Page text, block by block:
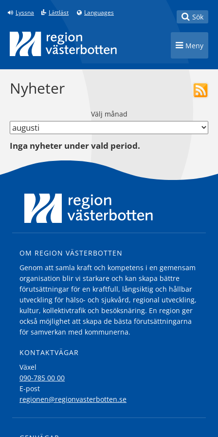
Till innehåll på sidan
Lyssna Lättläst Languages Toggle
Sök
Toggle
Meny
Nyheter
Välj månad
Inga nyheter under vald period.
OM REGION VÄSTERBOTTEN
Genom att samla kraft och kompetens i en gemensam
organisation blir vi starkare och kan skapa bättre
förutsättningar för en kraftfull, långsiktig och hållbar
utveckling för hälso- och sjukvård, regional utveckling,
kultur, kollektivtrafik och besöksnäring. En region ger
också möjlighet att skapa de bästa förutsättningarna
för samverkan med kommunerna.
KONTAKTVÄGAR
Växel
090-785 00 00
E-post
regionen@regionvasterbotten.se